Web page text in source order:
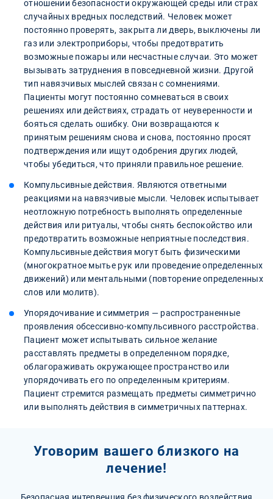
отношении безопасности окружающей среды или страх
случайных вредных последствий. Человек может
постоянно проверять, закрыта ли дверь, выключены ли
газ или электроприборы, чтобы предотвратить
возможные пожары или несчастные случаи. Это может
вызывать затруднения в повседневной жизни. Другой
тип навязчивых мыслей связан с сомнениями.
Пациенты могут постоянно сомневаться в своих
решениях или действиях, страдать от неуверенности и
бояться сделать ошибку. Они возвращаются к
принятым решениям снова и снова, постоянно просят
подтверждения или ищут одобрения других людей,
чтобы убедиться, что приняли правильное решение.
Компульсивные действия. Являются ответными
реакциями на навязчивые мысли. Человек испытывает
неотложную потребность выполнять определенные
действия или ритуалы, чтобы снять беспокойство или
предотвратить возможные неприятные последствия.
Компульсивные действия могут быть физическими
(многократное мытье рук или проведение определенных
движений) или ментальными (повторение определенных
слов или молитв).
Упорядочивание и симметрия — распространенные
проявления обсессивно-компульсивного расстройства.
Пациент может испытывать сильное желание
расставлять предметы в определенном порядке,
облагораживать окружающее пространство или
упорядочивать его по определенным критериям.
Пациент стремится размещать предметы симметрично
или выполнять действия в симметричных паттернах.
Уговорим вашего близкого на
лечение!